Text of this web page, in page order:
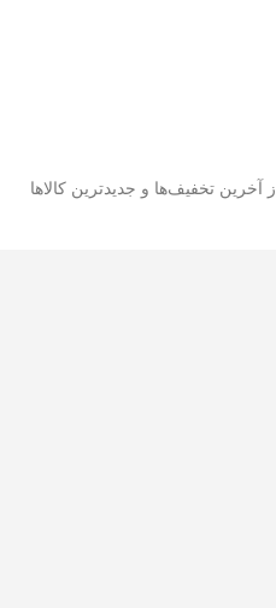
آخرین تخفیف‌ها و جدیدترین کالاها